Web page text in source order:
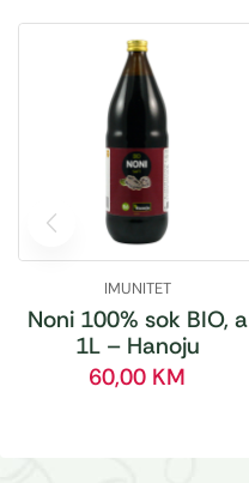
IMUNITET
Noni 100% sok BIO, a
1L – Hanoju
60,00 KM